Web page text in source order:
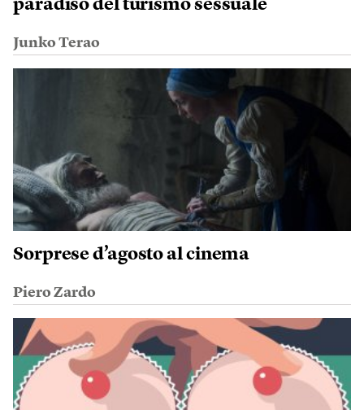
paradiso del turismo sessuale
Junko Terao
Sorprese d’agosto al cinema
Piero Zardo